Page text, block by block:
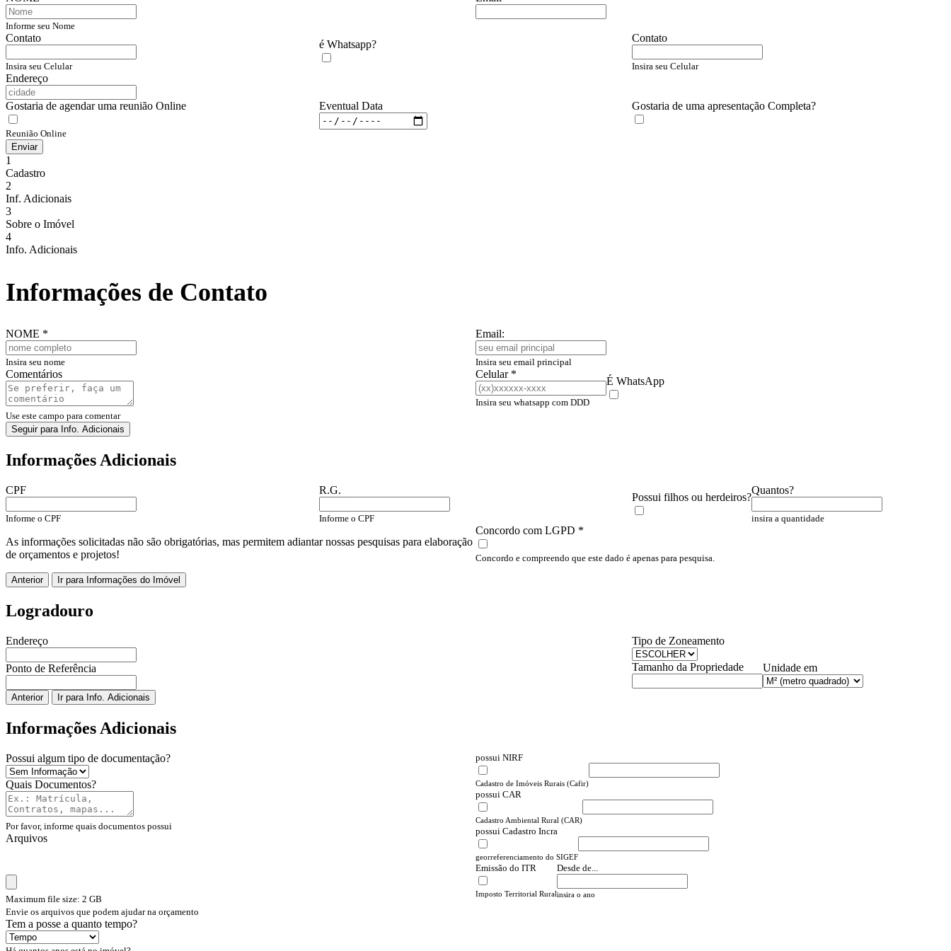
Informe seu Nome
Contato
Insira seu Celular
é Whatsapp?
Contato
Insira seu Celular
Endereço
Gostaria de agendar uma reunião Online
Reunião Online
Eventual Data Gostaria de uma apresentação Completa?
Enviar
1
Cadastro
2
Inf. Adicionais
3
Sobre o Imóvel
4
Info. Adicionais
Informações de Contato
NOME *
Insira seu nome
Comentários
Use este campo para comentar
Email:
Insira seu email principal
Celular *
Insira seu whatsapp com DDD
É WhatsApp
Seguir para Info. Adicionais
Informações Adicionais
CPF
Informe o CPF
R.G.
Informe o CPF
Possui filhos ou herdeiros?
Quantos?
insira a quantidade
As informações solicitadas não são obrigatórias, mas permitem adiantar nossas pesquisas para elaboração
de orçamentos e projetos!
Concordo com LGPD *
Concordo e compreendo que este dado é apenas para pesquisa.
Anterior Ir para Informações do Imóvel
Logradouro
Endereço
Ponto de Referência
Tipo de Zoneamento
Tamanho da Propriedade Unidade em
Anterior Ir para Info. Adicionais
Informações Adicionais
Possui algum tipo de documentação?
Quais Documentos?
Por favor, informe quais documentos possui
Arquivos
Maximum file size: 2 GB
Envie os arquivos que podem ajudar na orçamento
Tem a posse a quanto tempo?
possui NIRF
Cadastro de Imóveis Rurais (Cafir)
possui CAR
Cadastro Ambiental Rural (CAR)
possui Cadastro Incra
georreferenciamento do SIGEF
Emissão do ITR
Imposto Territorial Rural
Desde de...
insira o ano